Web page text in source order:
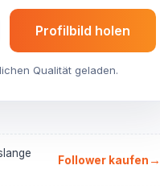
Profilbild holen
Qualität geladen.
Follower kaufen →